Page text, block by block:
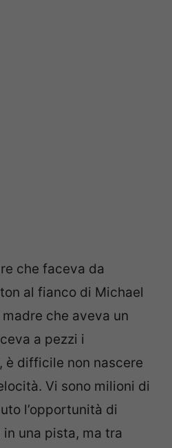
che faceva da
al fianco di Michael
che aveva un
a pezzi i
è difficile non nascere
Vi sono milioni di
l’opportunità di
una pista, ma tra